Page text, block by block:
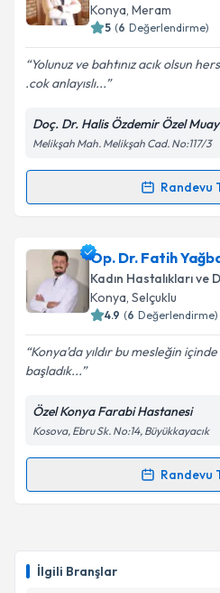
İlgili Branşlar
Konya, Meram
5 (6 Değerlendirme)
Yolunuz ve bahtınız acık olsun
.cok anlayıslı...
Doç. Dr. Halis Özdemir Özel
Melikşah Mah. Melikşah Cad. No:117/3
Randevu
Randevu Takvimi
Doç. Dr. Halis Özdemir
oluşturun. Size bu
takvim hazırlandığında e-
Kişisel verilerimin
Metni'ni okudum ve
kapsamda işlenmesini
Op. Dr. Fatih
Kadın Hastalıkları ve
Konya, Selçuklu
4.9 (6 Değerlendirme)
Konya'da yıldır bu mesleğin
başladık...
Özel Konya Farabi Hastanesi
Kosova, Ebru Sk. No:14, Büyükkayacık
Randevu
Randevu Takvimi
takvim hazırlandığında e-